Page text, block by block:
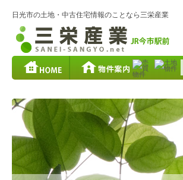
日光市の土地・中古住宅情報のことなら三栄産業